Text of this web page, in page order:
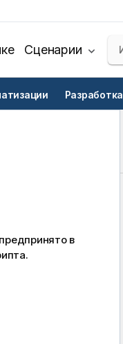
Сценарии
Разработка
в